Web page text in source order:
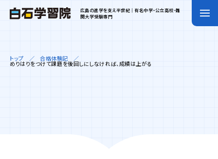
広島の進学を支え半世紀｜有名中学・公立高校・難
関大学受験専門
トップ 合格体験記
めりはりをつけて課題を後回しにしなければ、成績は上がる